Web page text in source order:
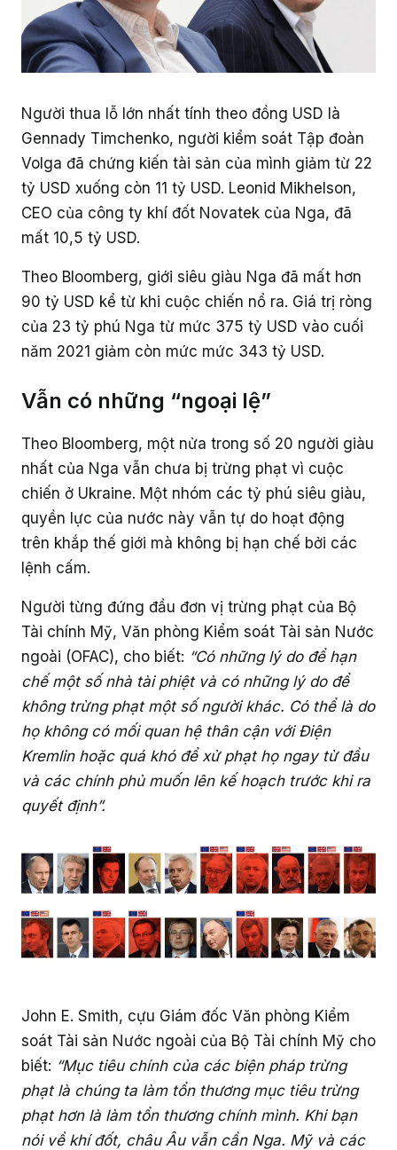
Người thua lỗ lớn nhất tính theo đồng USD là
Gennady Timchenko, người kiểm soát Tập đoàn
Volga đã chứng kiến tài sản của mình giảm từ 22
tỷ USD xuống còn 11 tỷ USD. Leonid Mikhelson,
CEO của công ty khí đốt Novatek của Nga, đã
mất 10,5 tỷ USD.
Theo Bloomberg, giới siêu giàu Nga đã mất hơn
90 tỷ USD kể từ khi cuộc chiến nổ ra. Giá trị ròng
của 23 tỷ phú Nga từ mức 375 tỷ USD vào cuối
năm 2021 giảm còn mức mức 343 tỷ USD.
Vẫn có những “ngoại lệ”
Theo Bloomberg, một nửa trong số 20 người giàu
nhất của Nga vẫn chưa bị trừng phạt vì cuộc
chiến ở Ukraine. Một nhóm các tỷ phú siêu giàu,
quyền lực của nước này vẫn tự do hoạt động
trên khắp thế giới mà không bị hạn chế bởi các
lệnh cấm.
Người từng đứng đầu đơn vị trừng phạt của Bộ
Tài chính Mỹ, Văn phòng Kiểm soát Tài sản Nước
ngoài (OFAC), cho biết: “Có những lý do để hạn
chế một số nhà tài phiệt và có những lý do để
không trừng phạt một số người khác. Có thể là do
họ không có mối quan hệ thân cận với Điện
Kremlin hoặc quá khó để xử phạt họ ngay từ đầu
và các chính phủ muốn lên kế hoạch trước khi ra
quyết định”.
John E. Smith, cựu Giám đốc Văn phòng Kiểm
soát Tài sản Nước ngoài của Bộ Tài chính Mỹ cho
biết: “Mục tiêu chính của các biện pháp trừng
phạt là chúng ta làm tổn thương mục tiêu trừng
phạt hơn là làm tổn thương chính mình. Khi bạn
nói về khí đốt, châu Âu vẫn cần Nga. Mỹ và các